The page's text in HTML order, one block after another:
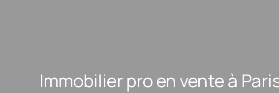
Immobilier pro en vente à